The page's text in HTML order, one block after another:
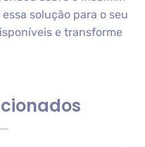
solução para o seu
e transforme